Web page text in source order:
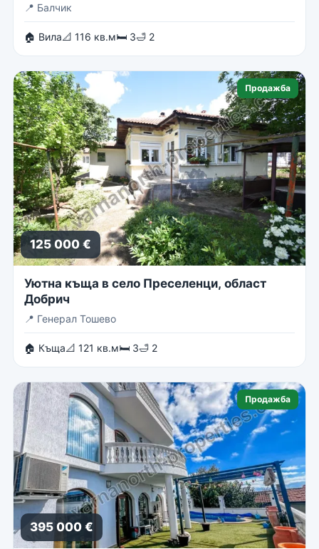
📍 Балчик
🏠 Вила📐 116 кв.м🛏 3🛁 2
Продажба
125 000 €
Уютна къща в село Преселенци, област
Добрич
📍 Генерал Тошево
🏠 Къща📐 121 кв.м🛏 3🛁 2
Продажба
395 000 €